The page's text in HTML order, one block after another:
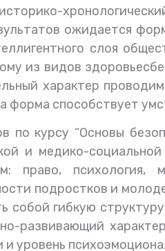
ожидается
слоя
из видов
характер
форма способствует
по курсу “Основы
и медико-
право,
подростков и
собой гибкую
развивающий
и уровень